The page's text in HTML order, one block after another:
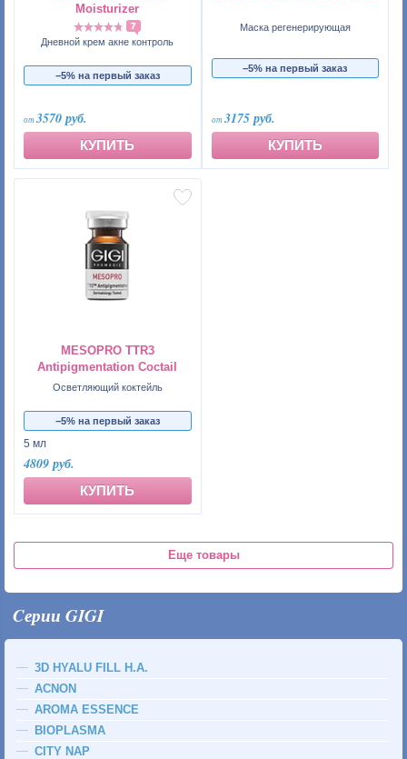
Moisturizer
7
Дневной крем акне контроль
−5% на первый заказ
3570 руб.
КУПИТЬ
Маска регенерирующая
−5% на первый заказ
3175 руб.
КУПИТЬ
MESOPRO TTR3
Antipigmentation Coctail
Осветляющий коктейль
−5% на первый заказ
5 мл
4809 руб.
КУПИТЬ
Еще товары
Cерии GIGI
3D HYALU FILL H.A.
ACNON
AROMA ESSENCE
BIOPLASMA
CITY NAP